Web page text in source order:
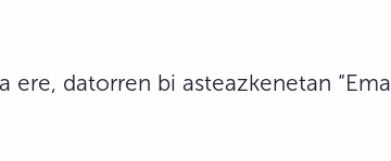
ere, datorren bi asteazkenetan